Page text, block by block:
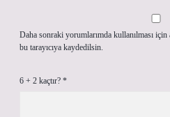
Daha sonraki yorumlarımda kullanılması
bu tarayıcıya kaydedilsin.
6 + 2 kaçtır? *